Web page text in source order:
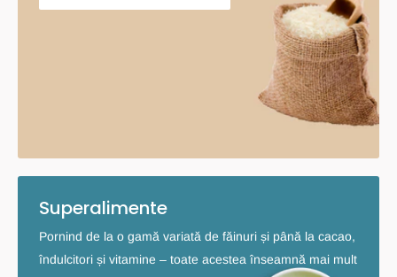
Superalimente
Pornind de la o gamă variată de făinuri și până la cacao,
îndulcitori și vitamine – toate acestea înseamnă mai mult